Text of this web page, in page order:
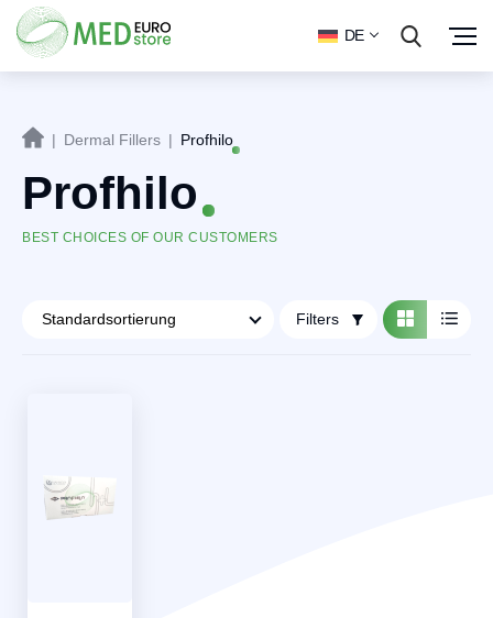
DE
| Dermal Fillers | Profhilo
Profhilo
BEST CHOICES OF OUR CUSTOMERS
Filters